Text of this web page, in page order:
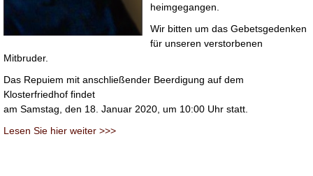
heimgegangen.
Wir bitten um das Gebetsgedenken
für unseren verstorbenen
Mitbruder.
Das Repuiem mit anschließender Beerdigung auf dem
Klosterfriedhof findet
am Samstag, den 18. Januar 2020, um 10:00 Uhr statt.
Lesen Sie hier weiter >>>